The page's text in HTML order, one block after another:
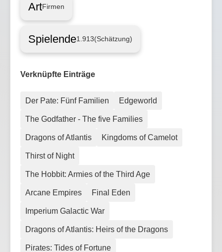
ArtFirmen
Spielende1.913(Schätzung)
Verknüpfte Einträge
Der Pate: Fünf Familien Edgeworld
The Godfather - The five Families
Dragons of Atlantis Kingdoms of Camelot
Thirst of Night
The Hobbit: Armies of the Third Age
Arcane Empires Final Eden
Imperium Galactic War
Dragons of Atlantis: Heirs of the Dragons
Pirates: Tides of Fortune